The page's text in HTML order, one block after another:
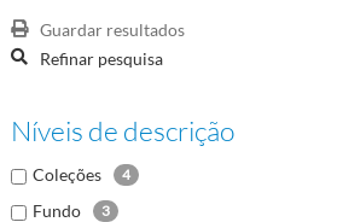
Guardar resultados
Refinar pesquisa
Níveis de descrição
Coleções 4
Fundo 3